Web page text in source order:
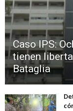
Caso IPS:
tienen
Bataglia